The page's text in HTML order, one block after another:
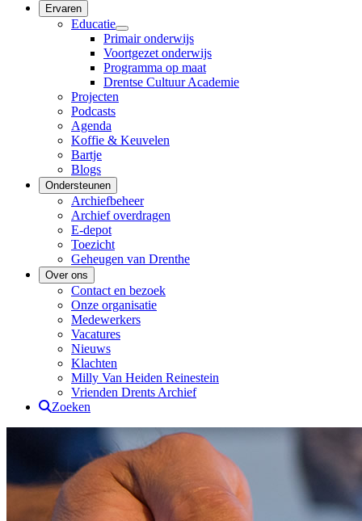
Ervaren
Educatie
Primair onderwijs
Voortgezet onderwijs
Programma op maat
Drentse Cultuur Academie
Projecten
Podcasts
Agenda
Koffie & Keuvelen
Bartje
Blogs
Ondersteunen
Archiefbeheer
Archief overdragen
E-depot
Toezicht
Geheugen van Drenthe
Over ons
Contact en bezoek
Onze organisatie
Medewerkers
Vacatures
Nieuws
Klachten
Milly Van Heiden Reinestein
Vrienden Drents Archief
Zoeken
Drents Archief